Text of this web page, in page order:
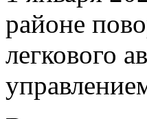
районе
легкового